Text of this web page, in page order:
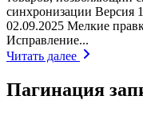
синхронизации Версия
02.09.2025 Мелкие
Исправление...
Читать далее
Пагинация